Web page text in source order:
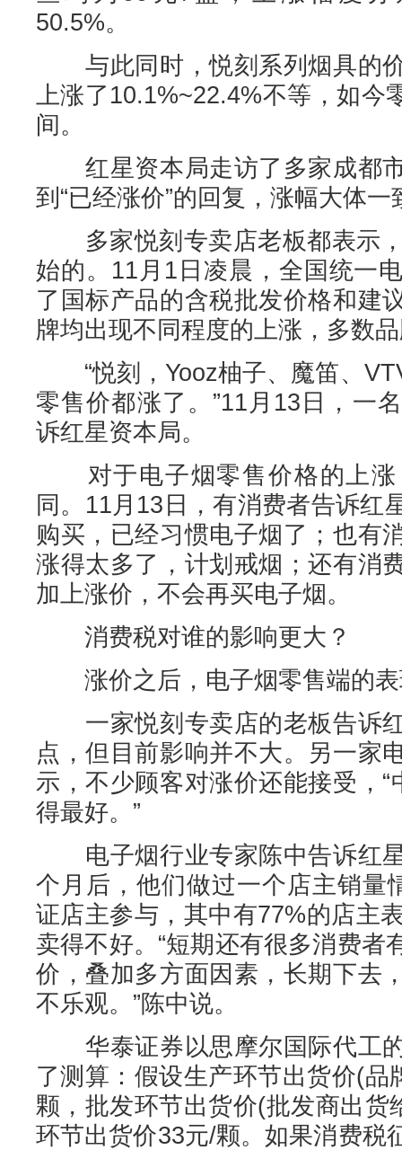
50.5%。
与此同时，悦刻系列烟具的
上涨了10.1%~22.4%不等，如
间。
红星资本局走访了多家成都
到“已经涨价”的回复，涨幅大体一
多家悦刻专卖店老板都表示，
始的。11月1日凌晨，全国统一
了国标产品的含税批发价格和建
牌均出现不同程度的上涨，多数
“悦刻，Yooz柚子、魔笛、
零售价都涨了。”11月13日，一
诉红星资本局。
对于电子烟零售价格的上涨
同。11月13日，有消费者告诉红
购买，已经习惯电子烟了；也有
涨得太多了，计划戒烟；还有消
加上涨价，不会再买电子烟。
消费税对谁的影响更大？
涨价之后，电子烟零售端的表
一家悦刻专卖店的老板告诉
点，但目前影响并不大。另一家
示，不少顾客对涨价还能接受，
得最好。”
电子烟行业专家陈中告诉红
个月后，他们做过一个店主销量
证店主参与，其中有77%的店主
卖得不好。“短期还有很多消费者
价，叠加多方面因素，长期下去
不乐观。”陈中说。
华泰证券以思摩尔国际代工
了测算：假设生产环节出货价(品
颗，批发环节出货价(批发商出货
环节出货价33元/颗。如果消费税